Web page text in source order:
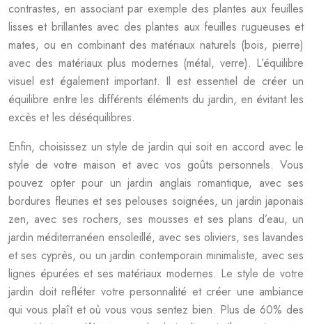
contrastes, en associant par exemple des plantes aux feuilles
lisses et brillantes avec des plantes aux feuilles rugueuses et
mates, ou en combinant des matériaux naturels (bois, pierre)
avec des matériaux plus modernes (métal, verre). L’équilibre
visuel est également important. Il est essentiel de créer un
équilibre entre les différents éléments du jardin, en évitant les
excès et les déséquilibres.
Enfin, choisissez un style de jardin qui soit en accord avec le
style de votre maison et avec vos goûts personnels. Vous
pouvez opter pour un jardin anglais romantique, avec ses
bordures fleuries et ses pelouses soignées, un jardin japonais
zen, avec ses rochers, ses mousses et ses plans d’eau, un
jardin méditerranéen ensoleillé, avec ses oliviers, ses lavandes
et ses cyprès, ou un jardin contemporain minimaliste, avec ses
lignes épurées et ses matériaux modernes. Le style de votre
jardin doit refléter votre personnalité et créer une ambiance
qui vous plaît et où vous vous sentez bien. Plus de 60% des